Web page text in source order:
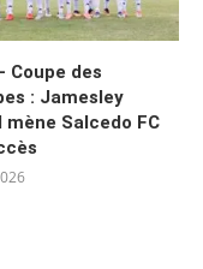
Coupe des
: Jamesley
mène Salcedo FC